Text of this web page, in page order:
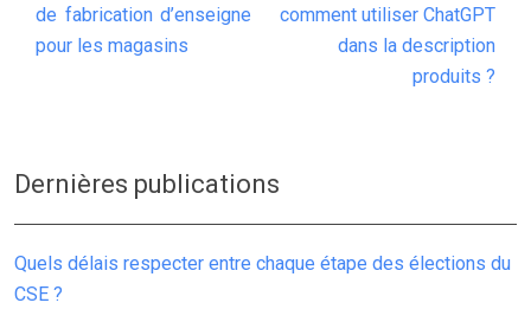
de fabrication d’enseigne
pour les magasins
comment utiliser ChatGPT
dans la description
produits ?
Dernières publications
Quels délais respecter entre chaque étape des élections du
CSE ?